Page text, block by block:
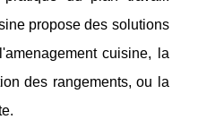
propose des solutions
cuisine, la
des rangements, ou la